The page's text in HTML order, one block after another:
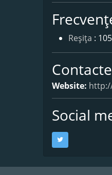
Reşiţa :
Contacte
Website:
Social